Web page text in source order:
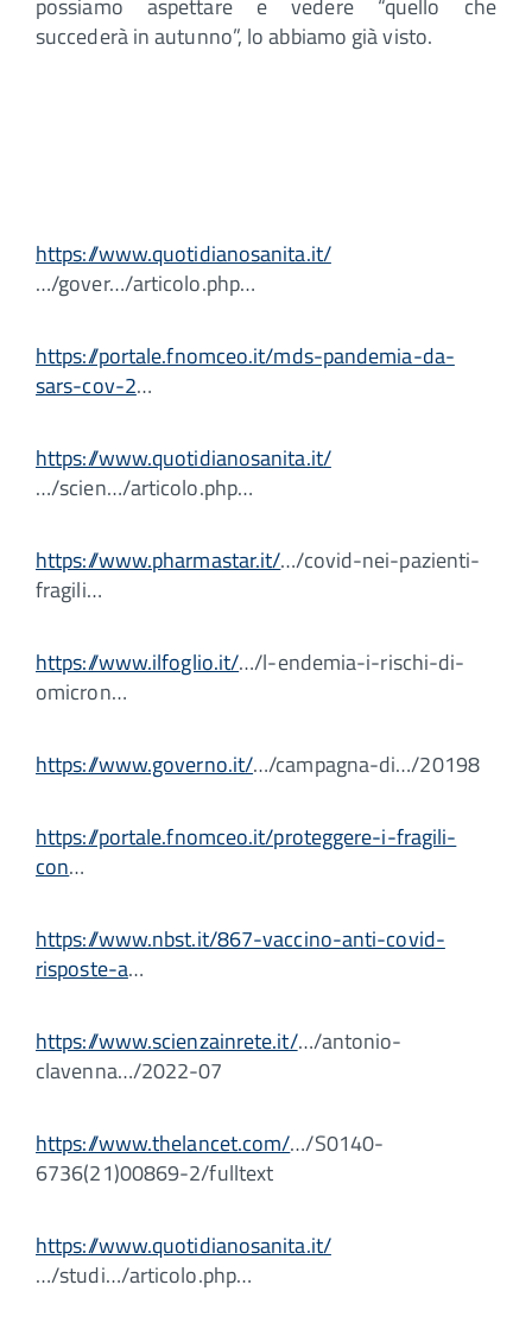
succederà in autunno”, lo abbiamo già visto.
https://www.quotidianosanita.it/
…/gover…/articolo.php…
https://portale.fnomceo.it/mds-pandemia-da-
sars-cov-2…
https://www.quotidianosanita.it/
…/scien…/articolo.php…
https://www.pharmastar.it/…/covid-nei-pazienti-
fragili…
https://www.ilfoglio.it/…/l-endemia-i-rischi-di-
omicron…
https://www.governo.it/…/campagna-di…/20198
https://portale.fnomceo.it/proteggere-i-fragili-
con…
https://www.nbst.it/867-vaccino-anti-covid-
risposte-a…
https://www.scienzainrete.it/…/antonio-
clavenna…/2022-07
https://www.thelancet.com/…/S0140-
6736(21)00869-2/fulltext
https://www.quotidianosanita.it/
…/studi…/articolo.php…